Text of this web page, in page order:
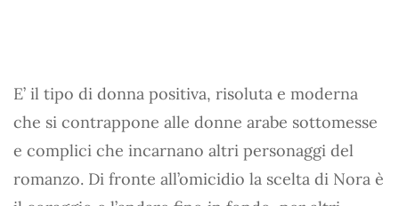
E’ il tipo di donna positiva, risoluta e moderna
che si contrappone alle donne arabe sottomesse
e complici che incarnano altri personaggi del
romanzo. Di fronte all’omicidio la scelta di Nora è